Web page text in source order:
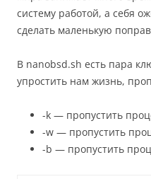
систему работой, а себя
сделать маленькую
В nanobsd.sh есть пара
упростить нам жизнь,
-k — пропустить
-w — пропустить
-b — пропустить